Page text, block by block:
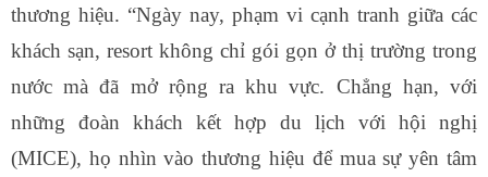
thương hiệu. “Ngày nay, phạm vi cạnh tranh giữa các
khách sạn, resort không chỉ gói gọn ở thị trường trong
nước mà đã mở rộng ra khu vực. Chẳng hạn, với
những đoàn khách kết hợp du lịch với hội nghị
(MICE), họ nhìn vào thương hiệu để mua sự yên tâm